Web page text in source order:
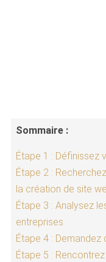
Sommaire :
Étape 1 : Définissez
Étape 2 :
la création de site
Étape 3 : Analysez
entreprises
Étape 4 :
Étape 5 :